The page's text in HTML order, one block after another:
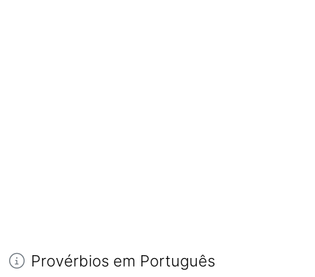
Provérbios em Português